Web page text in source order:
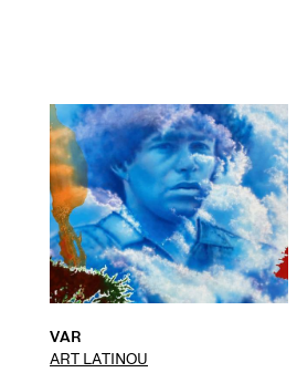
VAR
ART LATINOU